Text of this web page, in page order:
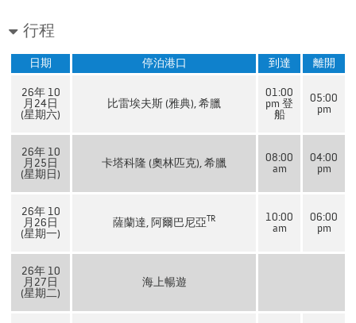
行程
日期 停泊港口 到達 離開
26年 10
月24日
(星期六)
比雷埃夫斯 (雅典), 希臘
01:00
pm 登
船
05:00
pm
26年 10
月25日
(星期日)
卡塔科隆 (奧林匹克), 希臘
08:00
am
04:00
pm
26年 10
月26日
(星期一)
薩蘭達, 阿爾巴尼亞 TR
10:00
am
06:00
pm
26年 10
月27日
(星期二)
海上暢遊